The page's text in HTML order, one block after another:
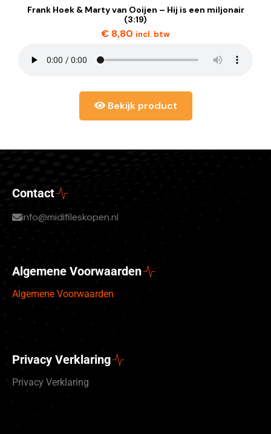
Frank Hoek & Marty van Ooijen – Hij is een miljonair
(3:19)
€ 8,80 incl. btw
Bekijk product
Contact
info@midifileskopen.nl
Algemene Voorwaarden
Algemene Voorwaarden
Privacy Verklaring
Privacy Verklaring